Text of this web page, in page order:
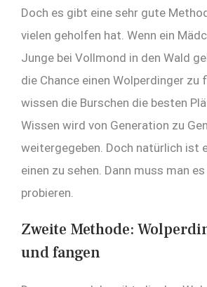
Doch es gibt eine sehr gute
vielen geholfen hat. Wenn ein
Junge bei Vollmond in den Wald
die Chance einen Wolperdinger zu
wissen die Burschen die besten
Wissen wird von Generation zu
weitergegeben. Doch natürlich ist
einen zu sehen. Dann muss man
probieren.
Zweite Methode:
und fangen